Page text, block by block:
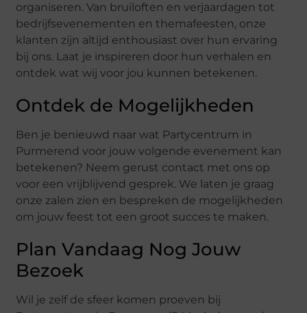
organiseren. Van bruiloften en verjaardagen tot
bedrijfsevenementen en themafeesten, onze
klanten zijn altijd enthousiast over hun ervaring
bij ons. Laat je inspireren door hun verhalen en
ontdek wat wij voor jou kunnen betekenen.
Ontdek de Mogelijkheden
Ben je benieuwd naar wat Partycentrum in
Purmerend voor jouw volgende evenement kan
betekenen? Neem gerust contact met ons op
voor een vrijblijvend gesprek. We laten je graag
onze zalen zien en bespreken de mogelijkheden
om jouw feest tot een groot succes te maken.
Plan Vandaag Nog Jouw
Bezoek
Wil je zelf de sfeer komen proeven bij